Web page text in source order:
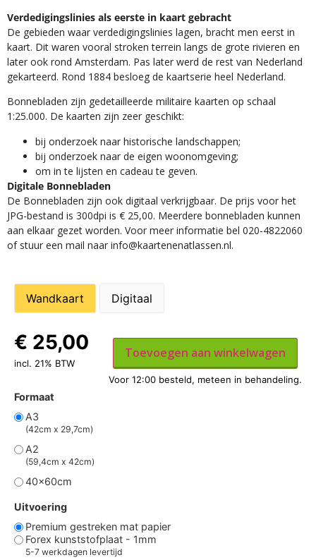
Verdedigingslinies als eerste in kaart gebracht
De gebieden waar verdedigingslinies lagen, bracht men eerst in
kaart. Dit waren vooral stroken terrein langs de grote rivieren en
later ook rond Amsterdam. Pas later werd de rest van Nederland
gekarteerd. Rond 1884 besloeg de kaartserie heel Nederland.
Bonnebladen zijn gedetailleerde militaire kaarten op schaal
1:25.000. De kaarten zijn zeer geschikt:​
​bij onderzoek naar historische landschappen;
bij onderzoek naar de eigen woonomgeving;
om in te lijsten en cadeau te geven.
Digitale Bonnebladen
De Bonnebladen zijn ook digitaal verkrijgbaar. De prijs voor het
JPG-bestand is 300dpi is € 25,00. Meerdere bonnebladen kunnen
aan elkaar gezet worden. Voor meer informatie bel 020-4822060
of stuur een mail naar info@kaartenenatlassen.nl.
Wandkaart Digitaal
Formaat
A3
(42cm x 29,7cm)
A2
(59,4cm x 42cm)
40x60cm
Uitvoering
Premium gestreken mat papier
Forex kunststofplaat - 1mm
5-7 werkdagen levertijd
€ 25,00
incl. 21% BTW
Toevoegen aan winkelwagen